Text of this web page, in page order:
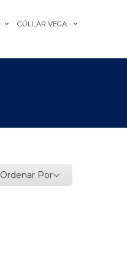
CÚLLAR VEGA
Ordenar Por